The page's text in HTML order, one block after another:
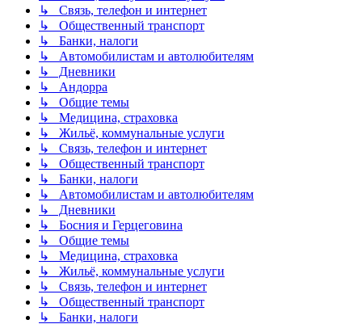
↳ Связь, телефон и интернет
↳ Общественный транспорт
↳ Банки, налоги
↳ Автомобилистам и автолюбителям
↳ Дневники
↳ Андорра
↳ Общие темы
↳ Медицина, страховка
↳ Жильё, коммунальные услуги
↳ Связь, телефон и интернет
↳ Общественный транспорт
↳ Банки, налоги
↳ Автомобилистам и автолюбителям
↳ Дневники
↳ Босния и Герцеговина
↳ Общие темы
↳ Медицина, страховка
↳ Жильё, коммунальные услуги
↳ Связь, телефон и интернет
↳ Общественный транспорт
↳ Банки, налоги